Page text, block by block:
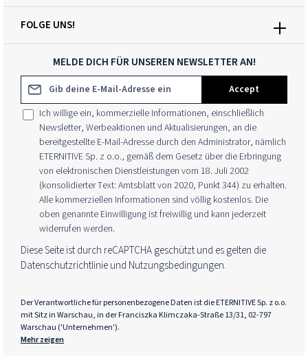
MELDE DICH FÜR UNSEREN NEWSLETTER AN!
E-Mail-Adresse*
Accept
Ich willige ein, kommerzielle Informationen, einschließlich
Newsletter, Werbeaktionen und Aktualisierungen, an die
bereitgestellte E-Mail-Adresse durch den Administrator, nämlich
ETERNITIVE Sp. z o.o., gemäß dem Gesetz über die Erbringung
von elektronischen Dienstleistungen vom 18. Juli 2002
(konsolidierter Text: Amtsblatt von 2020, Punkt 344) zu erhalten.
Alle kommerziellen Informationen sind völlig kostenlos. Die
oben genannte Einwilligung ist freiwillig und kann jederzeit
widerrufen werden.
Diese Seite ist durch reCAPTCHA geschützt und es gelten die
Datenschutzrichtlinieund Nutzungsbedingungen.
Der Verantwortliche für personenbezogene Daten ist die ETERNITIVE Sp. z o.o.
mit Sitz in Warschau, in der Franciszka Klimczaka-Straße 13/31, 02-797
Warschau ('Unternehmen').
Mehr zeigen
FOLGE UNS!